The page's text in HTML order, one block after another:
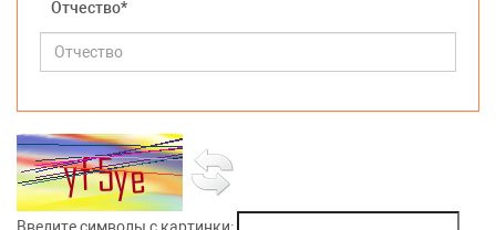
Отчество*